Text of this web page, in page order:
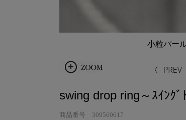
小粒パー
swing drop ring～ｽｲﾝｸﾞﾄ
商品番号 309560617